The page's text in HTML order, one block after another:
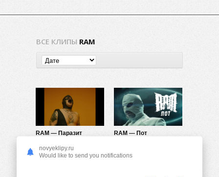
ВСЕ КЛИПЫ RAM
RAM — Паразит
RAM — Пот
novyeklipy.ru
Would like to send you notifications